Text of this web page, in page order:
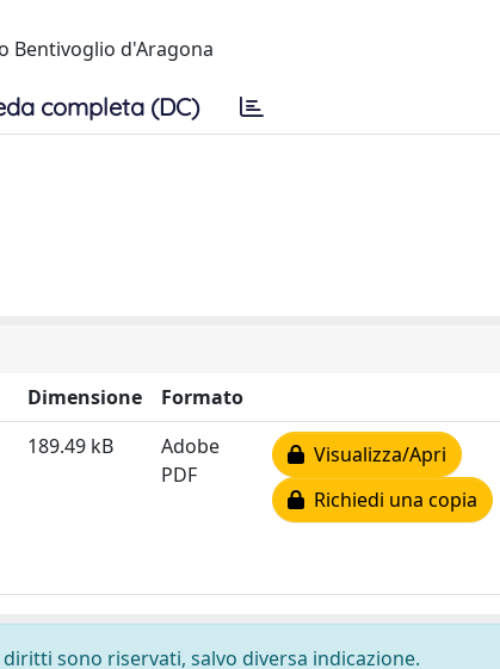
Bentivoglio d'Aragona
completa (DC)
Dimensione
Formato
189.49 kB
Adobe
PDF
Visualizza/Apri
Richiedi una copia
sono riservati, salvo diversa indicazione.